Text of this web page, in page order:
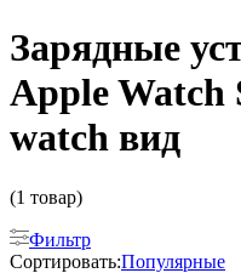
Зарядные
Apple Watch
watch вид
(1 товар)
Фильтр
Сортировать:Популярные